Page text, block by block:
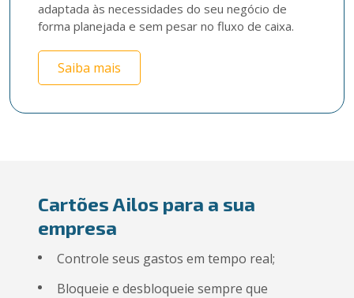
adaptada às necessidades do seu negócio de
forma planejada e sem pesar no fluxo de caixa.
Saiba mais
Cartões Ailos para a sua
empresa
Controle seus gastos em tempo real;
Bloqueie e desbloqueie sempre que